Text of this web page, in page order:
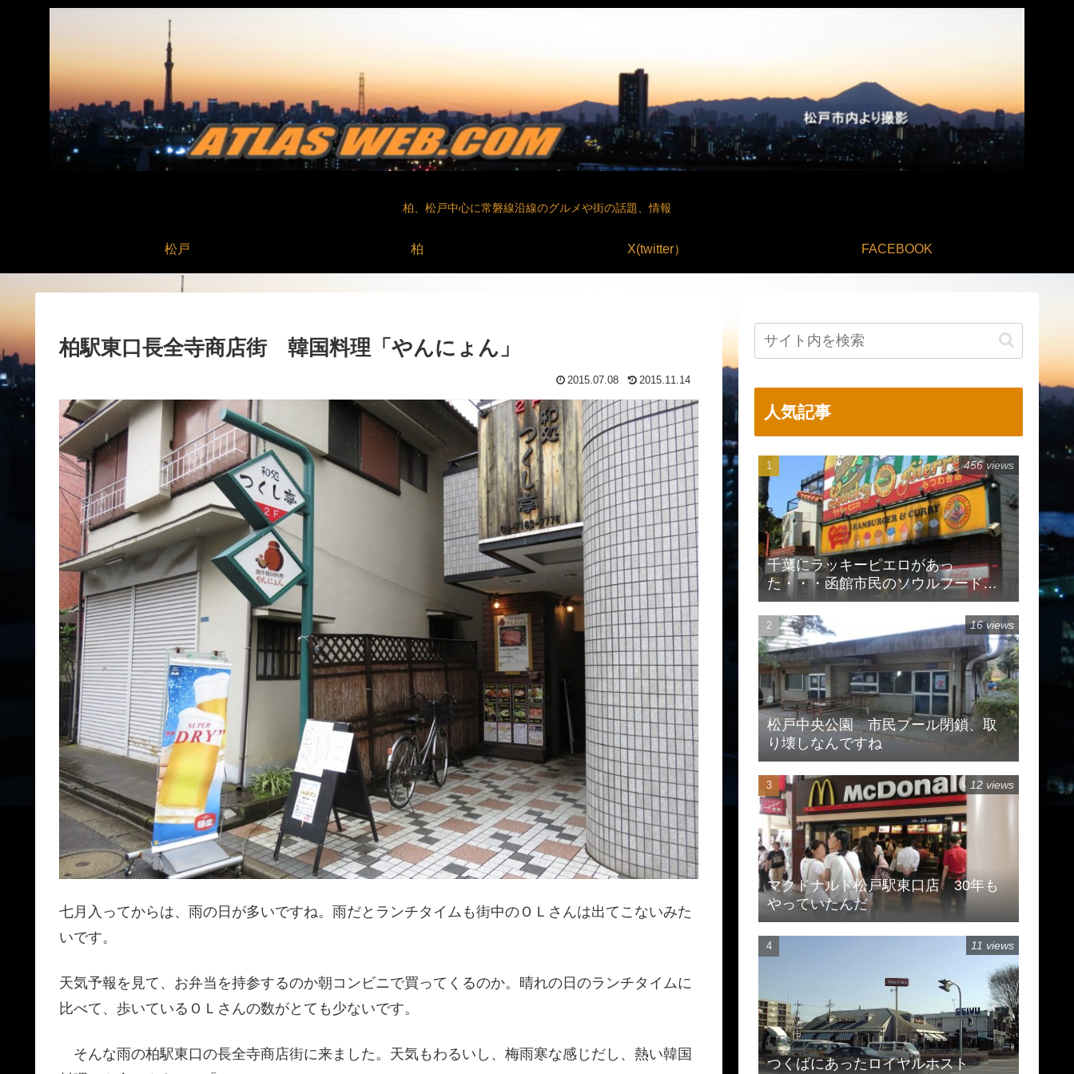
柏、松戸中心に常磐線沿線のグルメや街の話題、情報
松戸 柏 X(twitter） FACEBOOK
柏駅東口長全寺商店街 韓国料理「やんにょん」
2015.07.08 2015.11.14
七月入ってからは、雨の日が多いですね。雨だとランチタイムも街中のＯＬさんは出てこないみた
いです。
天気予報を見て、お弁当を持参するのか朝コンビニで買ってくるのか。晴れの日のランチタイムに
比べて、歩いているＯＬさんの数がとても少ないです。
そんな雨の柏駅東口の長全寺商店街に来ました。天気もわるいし、梅雨寒な感じだし、熱い韓国
人気記事
千葉にラッキーピエロがあっ
た・・・函館市民のソウルフードで
有名
456 views
松戸中央公園 市民プール閉鎖、取
り壊しなんですね
16 views
マクドナルド松戸駅東口店 30年も
やっていたんだ
12 views
つくばにあったロイヤルホスト
11 views